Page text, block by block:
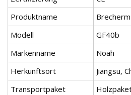
Produktname
Modell
GF40b
Markenname
Noah
Herkunftsort
Jiangsu,
Transportpaket